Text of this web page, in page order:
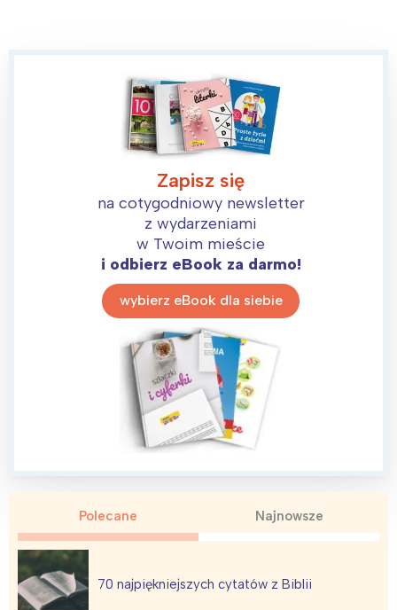
Zapisz się
na cotygodniowy newsletter
z wydarzeniami
w Twoim mieście
i odbierz eBook za darmo!
wybierz eBook dla siebie
Polecane Najnowsze
70 najpiękniejszych cytatów z Biblii